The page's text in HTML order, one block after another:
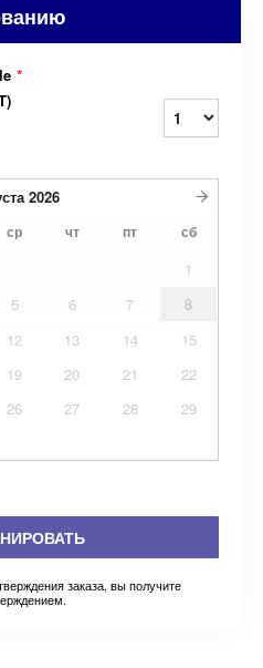
*
2026
ср чт пт сб
1
5 6 7
8
12 13 14
15
19 20 21
22
26 27 28
29
заказа, вы получите